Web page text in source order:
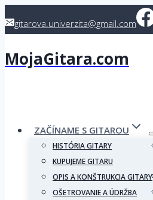
togitarova.univerzita@gmail.com
MojaGitara.com
ZAČÍNAME S GITAROU
HISTÓRIA GITARY
KUPUJEME GITARU
OPIS A KONŠTRUKCIA GITARY
OŠETROVANIE A ÚDRŽBA